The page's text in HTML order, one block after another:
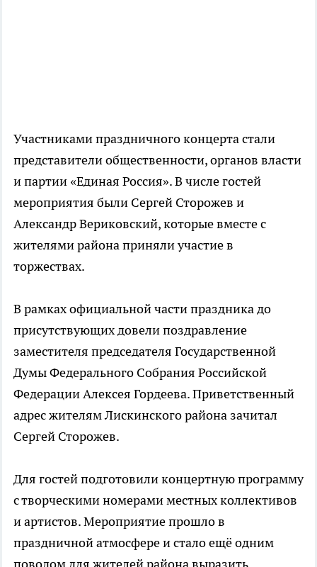
Участниками праздничного концерта стали
представители общественности, органов власти
и партии «Единая Россия». В числе гостей
мероприятия были Сергей Сторожев и
Александр Вериковский, которые вместе с
жителями района приняли участие в
торжествах.
В рамках официальной части праздника до
присутствующих довели поздравление
заместителя председателя Государственной
Думы Федерального Собрания Российской
Федерации Алексея Гордеева. Приветственный
адрес жителям Лискинского района зачитал
Сергей Сторожев.
Для гостей подготовили концертную программу
с творческими номерами местных коллективов
и артистов. Мероприятие прошло в
праздничной атмосфере и стало ещё одним
поводом для жителей района выразить